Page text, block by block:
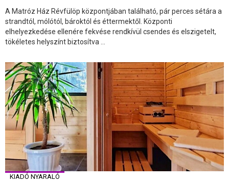
A Matróz Ház Révfülöp központjában található, pár perces sétára a
strandtól, mólótól, bároktól és éttermektől. Központi
elhelyezkedése ellenére fekvése rendkívül csendes és elszigetelt,
tökéletes helyszínt biztosítva ...
KIADÓ NYARALÓ